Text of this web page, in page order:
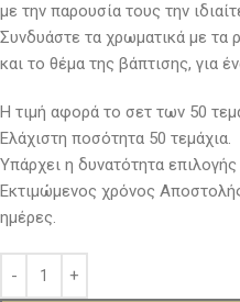
με την παρουσία τους την
Συνδυάστε τα χρωματικά με τα
και το θέμα της βάπτισης, για
Η τιμή αφορά το σετ των 50
Ελάχιστη ποσότητα 50 τεμάχια.
Υπάρχει η δυνατότητα
Εκτιμώμενος χρόνος
ημέρες.